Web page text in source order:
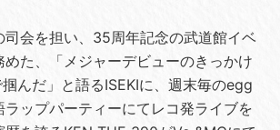
司会を担い、35周年記念の武道館イベ
めた、「メジャーデビューのきっかけ
んだ」と語るISEKIに、週末毎のegg
ップパーティーにてレコ発ライブを